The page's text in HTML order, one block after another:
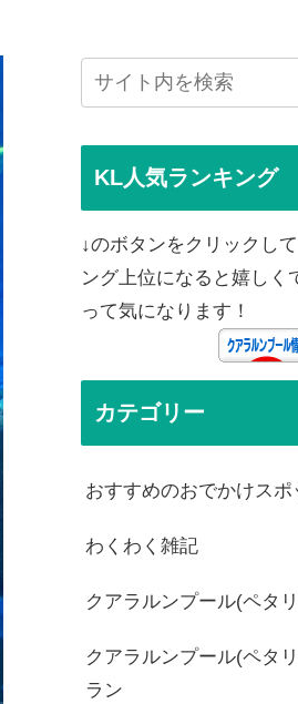
KL人気ランキング
↓のボタンをクリックし
ング上位になると嬉しく
って気になります！
カテゴリー
おすすめのおでかけスポ
わくわく雑記
クアラルンプール(ペタ
クアラルンプール(ペタ
ラン